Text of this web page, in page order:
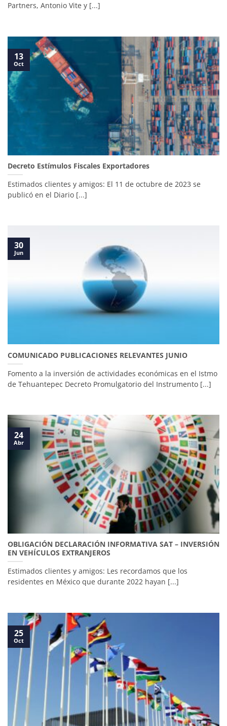
Partners, Antonio Vite y [...]
Decreto Estímulos Fiscales Exportadores
Estimados clientes y amigos: El 11 de octubre de 2023 se
publicó en el Diario [...]
13
Oct
COMUNICADO PUBLICACIONES RELEVANTES JUNIO
Fomento a la inversión de actividades económicas en el Istmo
de Tehuantepec Decreto Promulgatorio del Instrumento [...]
30
Jun
OBLIGACIÓN DECLARACIÓN INFORMATIVA SAT – INVERSIÓN
EN VEHÍCULOS EXTRANJEROS
Estimados clientes y amigos: Les recordamos que los
residentes en México que durante 2022 hayan [...]
24
Abr
25
Oct